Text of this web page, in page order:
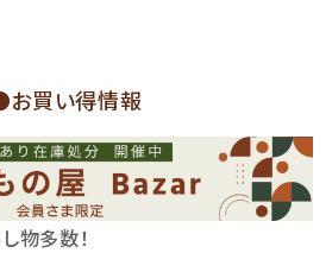
買い得情報
物多数！